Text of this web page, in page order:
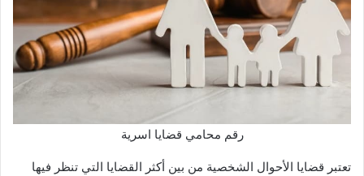
رقم محامي قضايا اسرية
تعتبر قضايا الأحوال الشخصية من بين أكثر القضايا التي تنظر فيها